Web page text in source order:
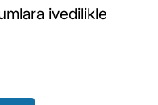
ivedilikle